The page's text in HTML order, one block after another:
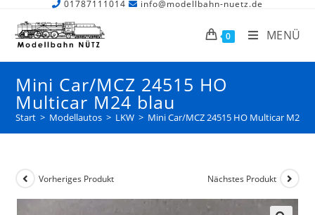
01787111014 info@modellbahn-nuetz.de
0 MENÜ
Mini Car/MCZ 24515 HO
Multicar M24 blau
Start > Modellautos > LKW > Mini Car/MCZ 24515 HO Multicar M24
Vorheriges Produkt Nächstes Produkt